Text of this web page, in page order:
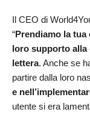
Il CEO di
“Prendiamo la
loro supporto alla
lettera. Anche se
partire dalla loro
e
utente si era